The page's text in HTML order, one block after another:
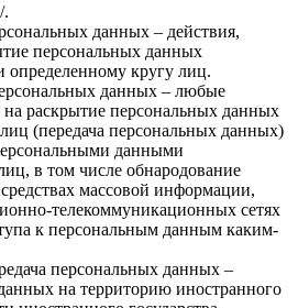
.
данных – действия,
персональных данных
определенному кругу лиц.
данных – любые
раскрытие персональных данных
(передача персональных данных)
данными
в том числе обнародование
массовой информации,
телекоммуникационных сетях
к персональным данным каким-
персональных данных –
на территорию иностранного